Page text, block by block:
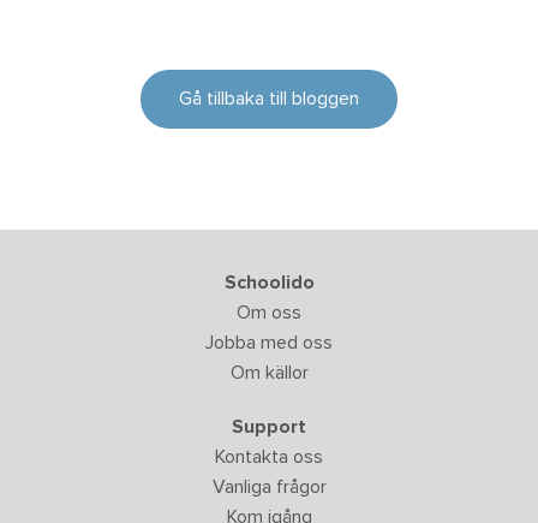
Gå tillbaka till bloggen
Schoolido
Om oss
Jobba med oss
Om källor
Support
Kontakta oss
Vanliga frågor
Kom igång